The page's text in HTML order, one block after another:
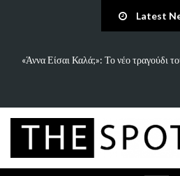
Latest
που σπάει
5 Ιδέες & Βιβλία